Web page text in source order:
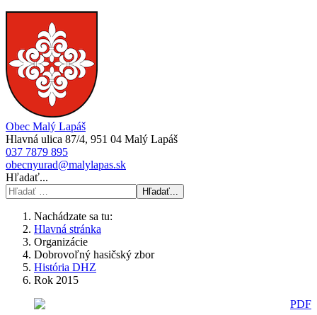
Obec Malý Lapáš
Hlavná ulica 87/4, 951 04 Malý Lapáš
037 7879 895
obecnyurad@malylapas.sk
Hľadať...
Hľadať...
Nachádzate sa tu:
Hlavná stránka
Organizácie
Dobrovoľný hasičský zbor
História DHZ
Rok 2015
PDF